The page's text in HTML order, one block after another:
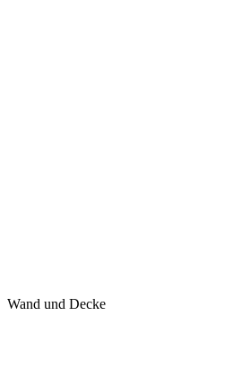
Wand und Decke